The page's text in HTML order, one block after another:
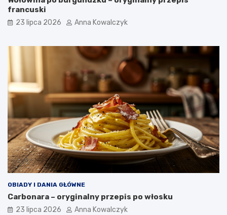
francuski
23 lipca 2026 Anna Kowalczyk
OBIADY I DANIA GŁÓWNE
Carbonara – oryginalny przepis po włosku
23 lipca 2026 Anna Kowalczyk